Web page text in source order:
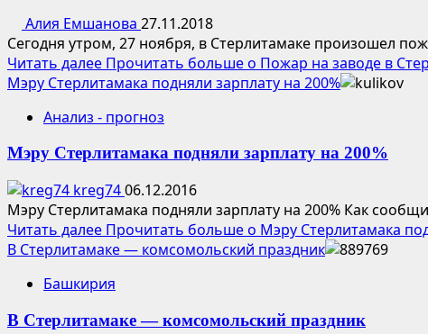
Алия Емшанова 27.11.2018
Сегодня утром, 27 ноября, в Стерлитамаке произошел
Читать далее Прочитать больше о Пожар на заводе в
Мэру Стерлитамака подняли зарплату на 200%
Анализ - прогноз
Мэру Стерлитамака подняли зарплату на 200%
kreg7406.12.2016
Мэру Стерлитамака подняли зарплату на 200% Как
Читать далее Прочитать больше о Мэру Стерлитамака
В Стерлитамаке — комсомольский праздник
Башкирия
В Стерлитамаке — комсомольский праздник